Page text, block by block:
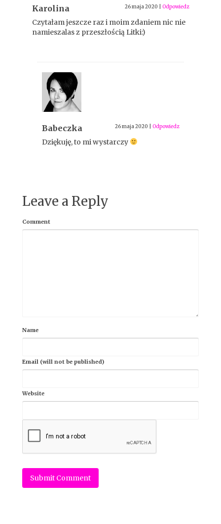
Karolina 26 maja 2020 Odpowiedz
Czytałam jeszcze raz i moim zdaniem nic nie
namieszalas z przeszłością Litki:)
Babeczka 26 maja 2020 Odpowiedz
Dziękuję, to mi wystarczy
Leave a Reply
Comment
Name
Email (will not be published)
Website